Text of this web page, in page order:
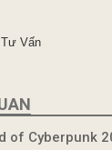
Vấn
of Cyberpunk